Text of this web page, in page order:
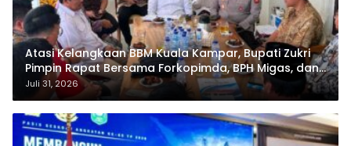
Atasi Kelangkaan BBM Kuala Kampar, Bupati Zukri
Pimpin Rapat Bersama Forkopimda, BPH Migas, dan
Pertamina
Juli 31, 2026